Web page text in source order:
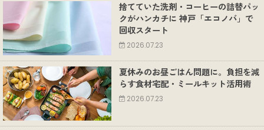
捨てていた洗剤・コーヒーの詰替パッ
クがハンカチに 神戸「エコノバ」で
回収スタート
2026.07.23
夏休みのお昼ごはん問題に。負担を減
らす食材宅配・ミールキット活用術
2026.07.23